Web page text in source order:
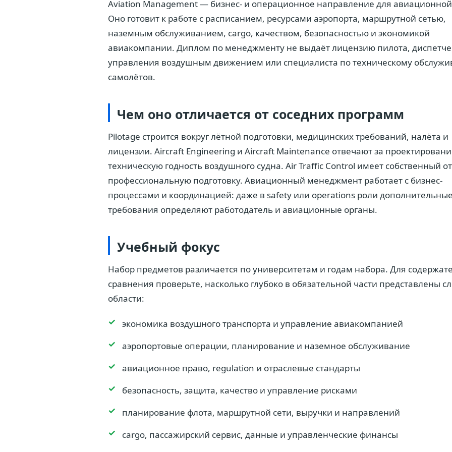
Aviation Management — бизнес- и операционное направление для авиационной
Оно готовит к работе с расписанием, ресурсами аэропорта, маршрутной сетью,
наземным обслуживанием, cargo, качеством, безопасностью и экономикой
авиакомпании. Диплом по менеджменту не выдаёт лицензию пилота,
управления воздушным движением или специалиста по техническому
самолётов.
Чем оно отличается от соседних программ
Pilotage строится вокруг лётной подготовки, медицинских требований, налёта и
лицензии. Aircraft Engineering и Aircraft Maintenance отвечают за
техническую годность воздушного судна. Air Traffic Control имеет собственный
профессиональную подготовку. Авиационный менеджмент работает с бизнес-
процессами и координацией: даже в safety или operations роли дополнительные
требования определяют работодатель и авиационные органы.
Учебный фокус
Набор предметов различается по университетам и годам набора. Для
сравнения проверьте, насколько глубоко в обязательной части представлены
области:
экономика воздушного транспорта и управление авиакомпанией
аэропортовые операции, планирование и наземное обслуживание
авиационное право, regulation и отраслевые стандарты
безопасность, защита, качество и управление рисками
планирование флота, маршрутной сети, выручки и направлений
cargo, пассажирский сервис, данные и управленческие финансы